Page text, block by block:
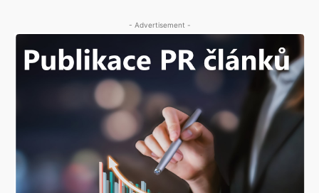
- Advertisement -